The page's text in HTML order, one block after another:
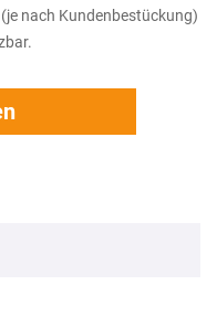
nach Kundenbestückung)